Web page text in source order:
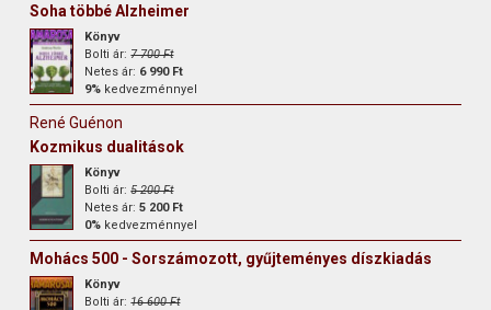
Soha többé Alzheimer
Könyv
Bolti ár:7 700 Ft
Netes ár: 6 990 Ft
9% kedvezménnyel
René Guénon
Kozmikus dualitások
Könyv
Bolti ár:5 200 Ft
Netes ár:5 200 Ft
0% kedvezménnyel
Mohács 500 - Sorszámozott, gyűjteményes díszkiadás
Könyv
Bolti ár:16 600 Ft